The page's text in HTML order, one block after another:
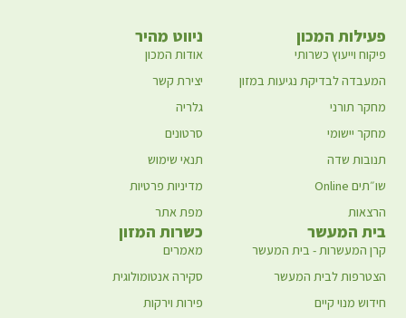
ניווט מהיר
אודות המכון
יצירת קשר
גלריה
סרטונים
תנאי שימוש
מדיניות פרטיות
מפת אתר
פעילות המכון
פיקוח וייעוץ כשרותי
המעבדה לבדיקת נגיעות במזון
מחקר תורני
מחקר יישומי
תנובות שדה
שו״תים Online
הרצאות
כשרות המזון
מאמרים
סקירה אנטומולוגית
פירות וירקות
בית המעשר
קרן המעשרות - בית המעשר
הצטרפות לבית המעשר
חידוש מנוי קיים